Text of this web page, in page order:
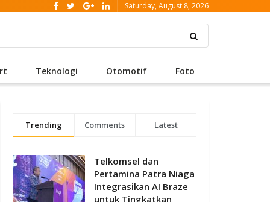
Saturday, August 8, 2026
Teknologi Otomotif Foto
Trending Comments Latest
Telkomsel dan
Pertamina Patra Niaga
Integrasikan AI Braze
untuk Tingkatkan